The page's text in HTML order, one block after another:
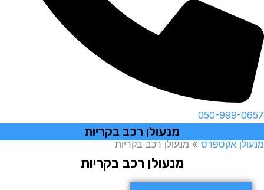
050-999-0657
מנעולן רכב בקריות
מנעולן אקספרס»מנעולן רכב בקריות
מנעולן רכב בקריות